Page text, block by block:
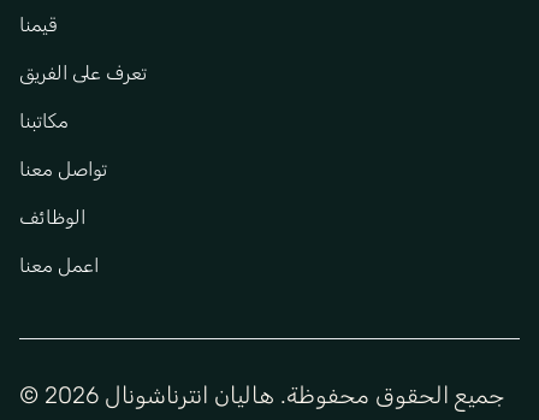
قيمنا
تعرف على الفريق
مكاتبنا
تواصل معنا
الوظائف
اعمل معنا
© جميع الحقوق محفوظة. هاليان انترناشونال 2026